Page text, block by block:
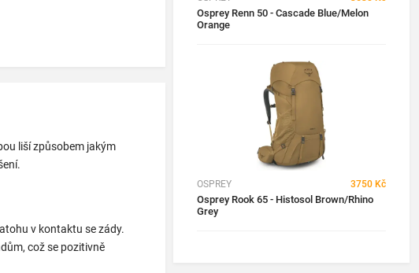
liší způsobem jakým
v kontaktu se zády.
což se pozitivně
Osprey Renn 50 - Cascade Blue/Melon
Orange
OSPREY 3750 Kč
Osprey Rook 65 - Histosol Brown/Rhino
Grey